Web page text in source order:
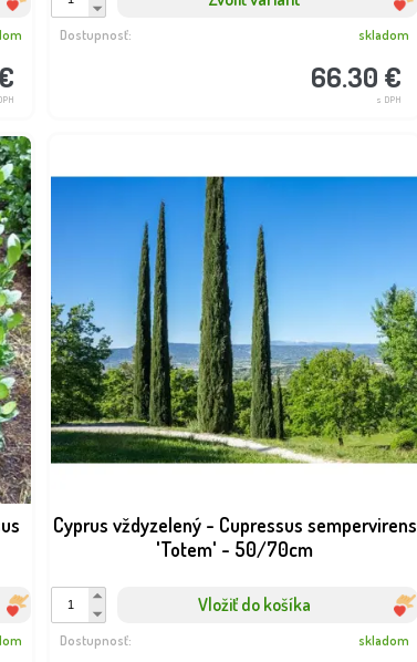
66.30 €
s DPH
Dostupnosť: skladom
Cyprus vždyzelený - Cupressus sempervirens
'Totem' - 50/70cm
Vložiť do košíka
Dostupnosť: skladom